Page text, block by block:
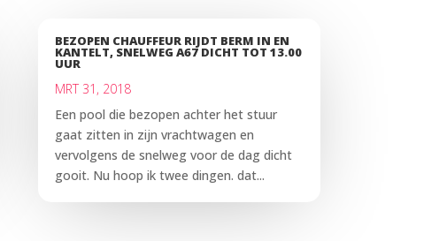
BEZOPEN CHAUFFEUR RIJDT BERM IN EN
KANTELT, SNELWEG A67 DICHT TOT 13.00
UUR
MRT 31, 2018
Een pool die bezopen achter het stuur
gaat zitten in zijn vrachtwagen en
vervolgens de snelweg voor de dag dicht
gooit. Nu hoop ik twee dingen. dat...